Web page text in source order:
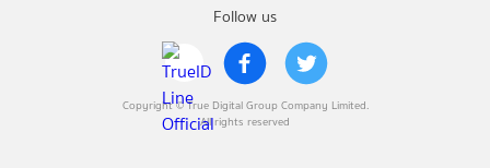
Follow us
Copyright © True Digital Group Company Limited.
All rights reserved